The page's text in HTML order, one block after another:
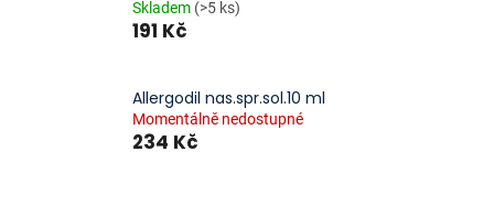
Skladem (>5 ks)
191 Kč
Allergodil nas.spr.sol.10 ml
Momentálně nedostupné
234 Kč